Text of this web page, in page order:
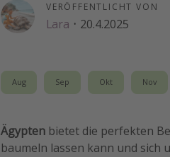
VERÖFFENTLICHT VON
Lara · 20.4.2025
Aug Sep Okt Nov
Ägypten bietet die perfekten
baumeln lassen kann und sich